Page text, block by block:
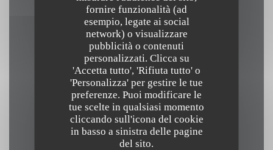
fornire funzionalità (ad
esempio, legate ai social
network) o visualizzare
pubblicità o contenuti
personalizzati. Clicca su
'Accetta tutto', 'Rifiuta tutto' o
'Personalizza' per gestire le tue
preferenze. Puoi modificare le
tue scelte in qualsiasi momento
cliccando sull'icona del cookie
in basso a sinistra delle pagine
del sito.
Contattaci
49 rue de turenne 75003 Paris ((apre una nuova
01 42 72 96 17
Facebook ((apre una nuova finestra))
Twitter ((apre una nuova
Instagram ((apre una